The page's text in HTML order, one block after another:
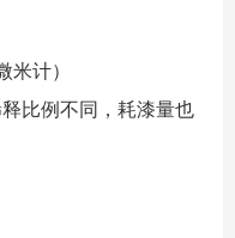
米计）
比例不同，耗漆量也